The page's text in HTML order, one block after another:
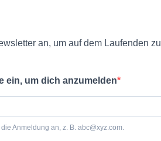
an, um auf dem Laufenden zu
ein, um dich anzumelden
Anmeldung an, z. B. abc@xyz.com.